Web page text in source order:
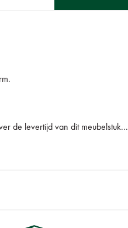
de levertijd van dit meubelstuk...